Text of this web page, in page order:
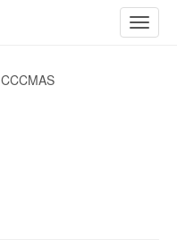
ein-/
CCCMAS